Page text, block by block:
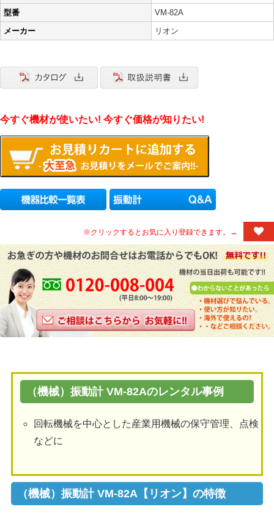
型番
VM-82A
メーカー
リオン
今すぐ機材が使いたい! 今すぐ価格が知りたい!
※クリックするとお気に入り登録できます。→
（機械）振動計 VM-82Aのレンタル事例
回転機械を中心とした産業用機械の保守管理、点検
などに
（機械）振動計 VM-82A【リオン】の特徴